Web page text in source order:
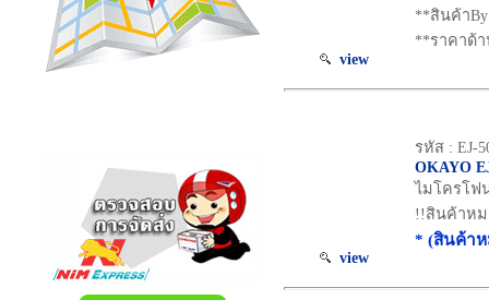
view
**สินค้าBy
**ราคาด้
view
รหัส : EJ-
OKAYO
ไมโครโฟ
!!สินค้าหม
* (สินค้า